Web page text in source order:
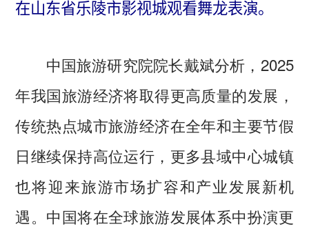
在山东省乐陵市影视城观看舞龙表演。
中国旅游研究院院长戴斌分析，2025
年我国旅游经济将取得更高质量的发展，
传统热点城市旅游经济在全年和主要节假
日继续保持高位运行，更多县域中心城镇
也将迎来旅游市场扩容和产业发展新机
遇。中国将在全球旅游发展体系中扮演更